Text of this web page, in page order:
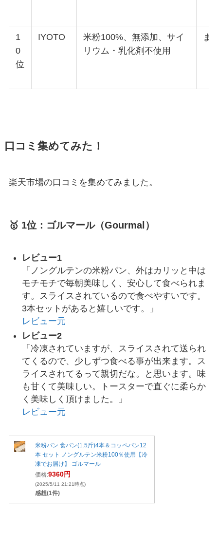
1
0
位
IYOTO
米粉100%、無添加、サイ
リウム・乳化剤不使用
ま
口コミ集めてみた！
楽天市場の口コミを集めてみました。
🥇 1位：ゴルマール（Gourmal）
レビュー1
「ノングルテンの米粉パン、外はカリッと中は
モチモチで毎朝美味しく、安心して食べられま
す。スライスされているので食べやすいです。
3本セットがあると嬉しいです。」
レビュー元
レビュー2
「冷凍されていますが、スライスされて送られ
てくるので、少しずつ食べる事が出来ます。ス
ライスされてるって親切だな。と思います。味
も甘くて美味しい。トースターで直ぐに柔らか
く美味しく頂けました。」
レビュー元
米粉パン 食パン(1.5斤)4本＆コッペパン12
本 セット ノングルテン米粉100％使用【冷
凍でお届け】 ゴルマール
価格:9360円
(2025/5/11 21:21時点)
感想(1件)